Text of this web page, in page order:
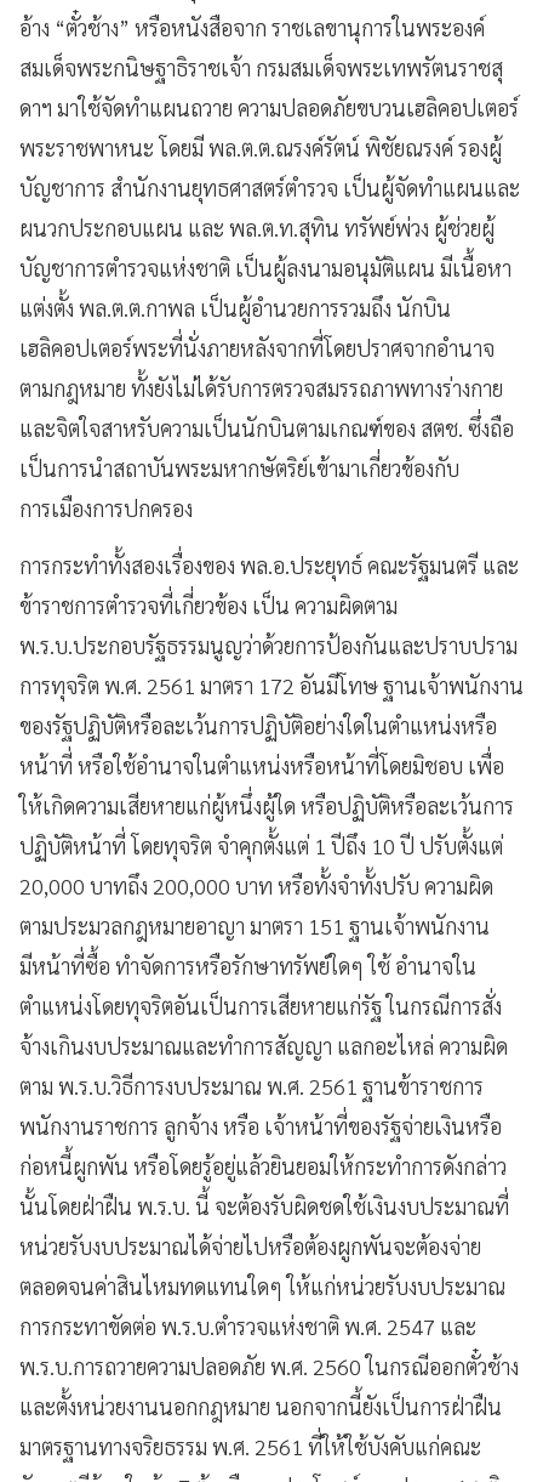
อ้าง “ตั๋วช้าง” หรือหนังสือจาก ราชเลขานุการในพระองค์
สมเด็จพระกนิษฐาธิราชเจ้า กรมสมเด็จพระเทพรัตนราชสุ
ดาฯ มาใช้จัดทำแผนถวาย ความปลอดภัยขบวนเฮลิคอปเตอร์
พระราชพาหนะ โดยมี พล.ต.ต.ณรงค์รัตน์ พิชัยณรงค์ รองผู้
บัญชาการ สำนักงานยุทธศาสตร์ตำรวจ เป็นผู้จัดทำแผนและ
ผนวกประกอบแผน และ พล.ต.ท.สุทิน ทรัพย์พ่วง ผู้ช่วยผู้
บัญชาการตำรวจแห่งชาติ เป็นผู้ลงนามอนุมัติแผน มีเนื้อหา
แต่งตั้ง พล.ต.ต.กาพล เป็นผู้อำนวยการรวมถึง นักบิน
เฮลิคอปเตอร์พระที่นั่งภายหลังจากที่โดยปราศจากอำนาจ
ตามกฎหมาย ทั้งยังไม่ได้รับการตรวจสมรรถภาพทางร่างกาย
และจิตใจสาหรับความเป็นนักบินตามเกณฑ์ของ สตช. ซึ่งถือ
เป็นการนำสถาบันพระมหากษัตริย์เข้ามาเกี่ยวข้องกับ
การเมืองการปกครอง
การกระทำทั้งสองเรื่องของ พล.อ.ประยุทธ์ คณะรัฐมนตรี และ
ข้าราชการตำรวจที่เกี่ยวข้อง เป็น ความผิดตาม
พ.ร.บ.ประกอบรัฐธรรมนูญว่าด้วยการป้องกันและปราบปราม
การทุจริต พ.ศ. 2561 มาตรา 172 อันมีโทษ ฐานเจ้าพนักงาน
ของรัฐปฏิบัติหรือละเว้นการปฏิบัติอย่างใดในตำแหน่งหรือ
หน้าที่ หรือใช้อำนาจในตำแหน่งหรือหน้าที่โดยมิชอบ เพื่อ
ให้เกิดความเสียหายแก่ผู้หนึ่งผู้ใด หรือปฏิบัติหรือละเว้นการ
ปฏิบัติหน้าที่ โดยทุจริต จำคุกตั้งแต่ 1 ปีถึง 10 ปี ปรับตั้งแต่
20,000 บาทถึง 200,000 บาท หรือทั้งจำทั้งปรับ ความผิด
ตามประมวลกฎหมายอาญา มาตรา 151 ฐานเจ้าพนักงาน
มีหน้าที่ซื้อ ทำจัดการหรือรักษาทรัพย์ใดๆ ใช้ อำนาจใน
ตำแหน่งโดยทุจริตอันเป็นการเสียหายแก่รัฐ ในกรณีการสั่ง
จ้างเกินงบประมาณและทำการสัญญา แลกอะไหล่ ความผิด
ตาม พ.ร.บ.วิธีการงบประมาณ พ.ศ. 2561 ฐานข้าราชการ
พนักงานราชการ ลูกจ้าง หรือ เจ้าหน้าที่ของรัฐจ่ายเงินหรือ
ก่อหนี้ผูกพัน หรือโดยรู้อยู่แล้วยินยอมให้กระทำการดังกล่าว
นั้นโดยฝ่าฝืน พ.ร.บ. นี้ จะต้องรับผิดชดใช้เงินงบประมาณที่
หน่วยรับงบประมาณได้จ่ายไปหรือต้องผูกพันจะต้องจ่าย
ตลอดจนค่าสินไหมทดแทนใดๆ ให้แก่หน่วยรับงบประมาณ
การกระทาขัดต่อ พ.ร.บ.ตำรวจแห่งชาติ พ.ศ. 2547 และ
พ.ร.บ.การถวายความปลอดภัย พ.ศ. 2560 ในกรณีออกตั๋วช้าง
และตั้งหน่วยงานนอกกฎหมาย นอกจากนี้ยังเป็นการฝ่าฝืน
มาตรฐานทางจริยธรรม พ.ศ. 2561 ที่ให้ใช้บังคับแก่คณะ